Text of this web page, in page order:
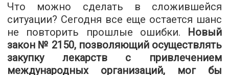
Что можно сделать в сложившейся
ситуации? Сегодня все еще остается шанс
не повторить прошлые ошибки. Новый
закон № 2150, позволяющий осуществлять
закупку лекарств с привлечением
международных организаций, мог бы